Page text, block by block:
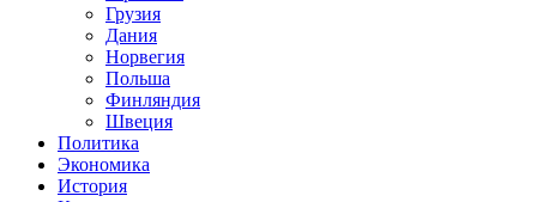
Грузия
Дания
Норвегия
Польша
Финляндия
Швеция
Политика
Экономика
История